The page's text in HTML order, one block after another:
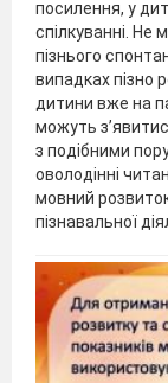
посилення, у
спілкуванні. Не
пізнього
випадках пізно
дитини вже на
можуть
з подібними
оволодінні
мовний
пізнавальної